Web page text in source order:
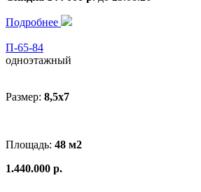
Подробнее
П-65-84
одноэтажный
Размер: 8,5x7
Площадь: 48 м2
1.440.000 р.